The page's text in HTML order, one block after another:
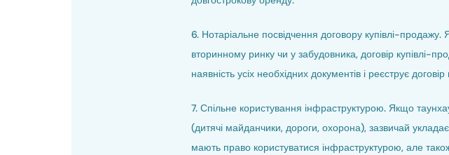
6. Нотаріальне посвідчення договору купівлі-
вторинному ринку чи у забудовника, договір купівлі-
наявність усіх необхідних документів і реєструє
7. Спільне користування інфраструктурою. Якщо
(дитячі майданчики, дороги, охорона), зазвичай
мають право користуватися інфраструктурою, але